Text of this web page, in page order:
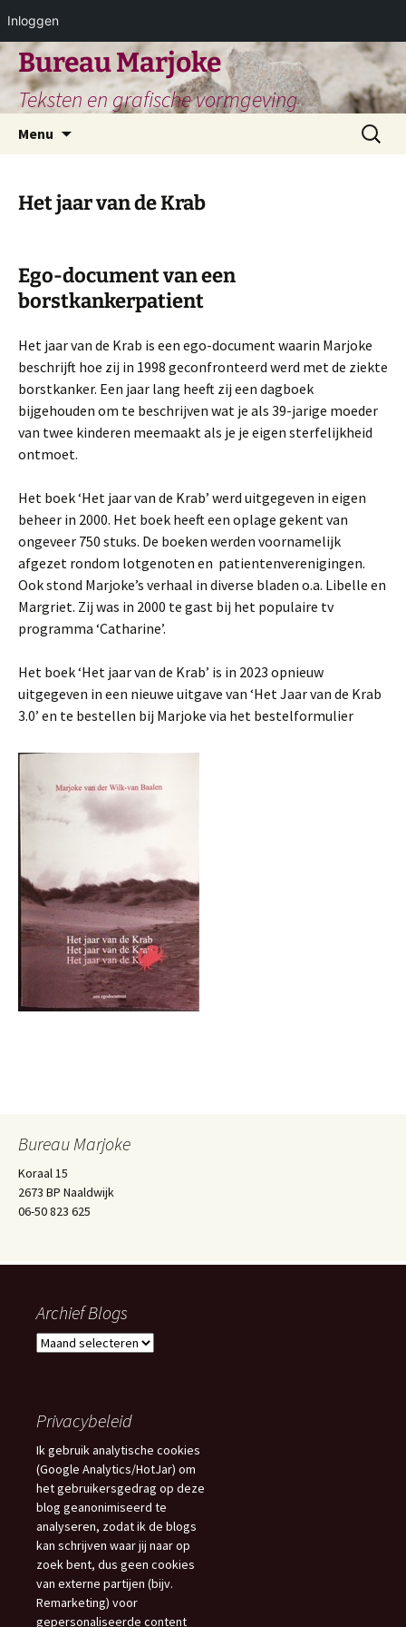
Inloggen
Ga
naar
inhoud
Bureau Marjoke
Teksten en grafische vormgeving
Menu
Zoeken
naar:
Het jaar van de Krab
Ego-document van een
borstkankerpatient
Het jaar van de Krab is een ego-document waarin Marjoke
beschrijft hoe zij in 1998 geconfronteerd werd met de ziekte
borstkanker. Een jaar lang heeft zij een dagboek
bijgehouden om te beschrijven wat je als 39-jarige moeder
van twee kinderen meemaakt als je je eigen sterfelijkheid
ontmoet.
Het boek ‘Het jaar van de Krab’ werd uitgegeven in eigen
beheer in 2000. Het boek heeft een oplage gekent van
ongeveer 750 stuks. De boeken werden voornamelijk
afgezet rondom lotgenoten en patientenverenigingen.
Ook stond Marjoke’s verhaal in diverse bladen o.a. Libelle en
Margriet. Zij was in 2000 te gast bij het populaire tv
programma ‘Catharine’.
Het boek ‘Het jaar van de Krab’ is in 2023 opnieuw
uitgegeven in een nieuwe uitgave van ‘Het Jaar van de Krab
3.0’ en te bestellen bij Marjoke via het bestelformulier
Bureau Marjoke
Koraal 15
2673 BP Naaldwijk
06-50 823 625
Archief Blogs
Archief
Privacybeleid
Ik gebruik analytische cookies
(Google Analytics/HotJar) om
het gebruikersgedrag op deze
blog geanonimiseerd te
analyseren, zodat ik de blogs
kan schrijven waar jij naar op
zoek bent, dus geen cookies
van externe partijen (bijv.
Remarketing) voor
gepersonaliseerde content